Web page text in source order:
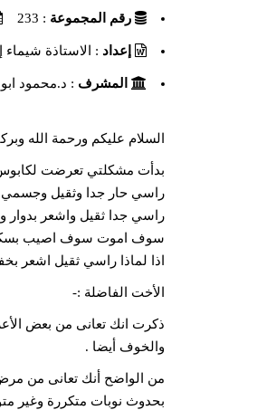
رقم المجموعة : 233
إعداد : الاستاذة
المشرف : د.محمود ابو
السلام عليكم ورحمة الله
بدأت مشكلتي تعرضت
راسي حار جدا وثقيل وجسمي
راسي جدا ثقيل واشعر بدوار
سوف اموت سوف اصيب بسكته
اذا لماذا راسي ثقيل اشعر
الأخت الفاضلة :-
ذكرت انك تعانى من بعض
والخوف أيضا .
بحدوث نوبات متكررة وغير